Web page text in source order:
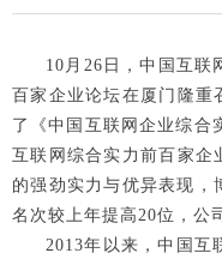
10月26日，中国互联
百家企业论坛在厦门隆重
了《中国互联网企业综合
互联网综合实力前百家企
的强劲实力与优异表现，
名次较上年提高20位，公
2013年以来，中国互